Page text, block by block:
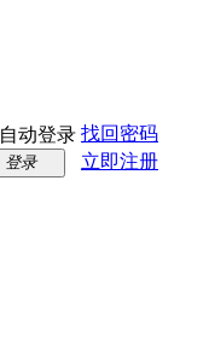
自动登录 找回密码
登录
立即注册